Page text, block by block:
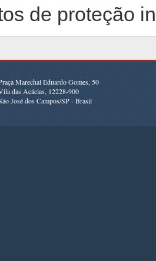
de proteção
Marechal Eduardo Gomes, 50
das Acácias, 12228-900
José dos Campos/SP - Brasil